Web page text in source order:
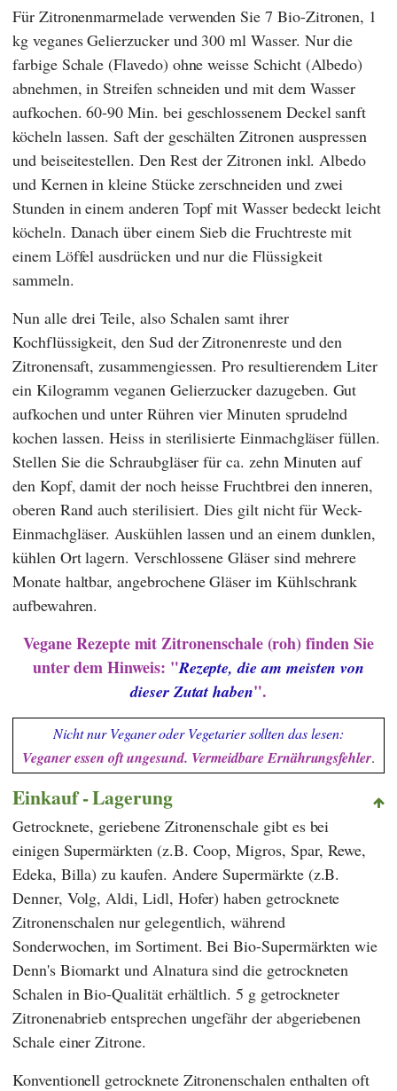
Für Zitronenmarmelade verwenden Sie 7 Bio-Zitronen, 1
kg veganes Gelierzucker und 300 ml Wasser. Nur die
farbige Schale (Flavedo) ohne weisse Schicht (Albedo)
abnehmen, in Streifen schneiden und mit dem Wasser
aufkochen. 60-90 Min. bei geschlossenem Deckel sanft
köcheln lassen. Saft der geschälten Zitronen auspressen
und beiseitestellen. Den Rest der Zitronen inkl. Albedo
und Kernen in kleine Stücke zerschneiden und zwei
Stunden in einem anderen Topf mit Wasser bedeckt leicht
köcheln. Danach über einem Sieb die Fruchtreste mit
einem Löffel ausdrücken und nur die Flüssigkeit
sammeln.
Nun alle drei Teile, also Schalen samt ihrer
Kochflüssigkeit, den Sud der Zitronenreste und den
Zitronensaft, zusammengiessen. Pro resultierendem Liter
ein Kilogramm veganen Gelierzucker dazugeben. Gut
aufkochen und unter Rühren vier Minuten sprudelnd
kochen lassen. Heiss in sterilisierte Einmachgläser füllen.
Stellen Sie die Schraubgläser für ca. zehn Minuten auf
den Kopf, damit der noch heisse Fruchtbrei den inneren,
oberen Rand auch sterilisiert. Dies gilt nicht für Weck-
Einmachgläser. Auskühlen lassen und an einem dunklen,
kühlen Ort lagern. Verschlossene Gläser sind mehrere
Monate haltbar, angebrochene Gläser im Kühlschrank
aufbewahren.
Vegane Rezepte mit Zitronenschale (roh) finden Sie
unter dem Hinweis: "Rezepte, die am meisten von
dieser Zutat haben".
Nicht nur Veganer oder Vegetarier sollten das lesen:
Veganer essen oft ungesund. Vermeidbare Ernährungsfehler.
Einkauf - Lagerung
Getrocknete, geriebene Zitronenschale gibt es bei
einigen Supermärkten (z.B. Coop,Migros, Spar, Rewe,
Edeka, Billa) zu kaufen. Andere Supermärkte (z.B.
Denner, Volg, Aldi, Lidl, Hofer) haben getrocknete
Zitronenschalen nur gelegentlich, während
Sonderwochen, im Sortiment. Bei Bio-Supermärkten wie
Denn's Biomarkt und Alnatura sind die getrockneten
Schalen in Bio-Qualität erhältlich. 5 g getrockneter
Zitronenabrieb entsprechen ungefähr der abgeriebenen
Schale einer Zitrone.
Konventionell getrocknete Zitronenschalen enthalten oft